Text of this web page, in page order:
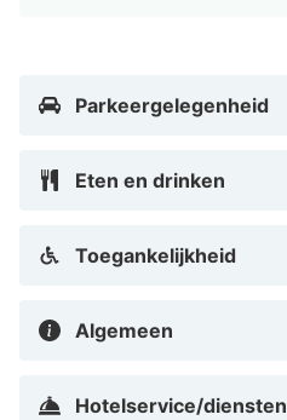
Parkeergelegenheid
Eten en drinken
Toegankelijkheid
Algemeen
Hotelservice/diensten